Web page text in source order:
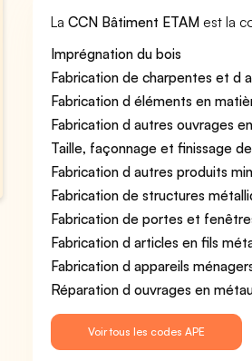
LaCCN Bâtiment ETAM est la
Imprégnation du bois
Fabrication de charpentes et d
Fabrication d éléments en
Fabrication d autres ouvrages
Taille, façonnage et finissage
Fabrication d autres produits
Fabrication de structures
Fabrication de portes et
Fabrication d articles en fils
Fabrication d appareils
Réparation d ouvrages en
Voir tous les codes APE